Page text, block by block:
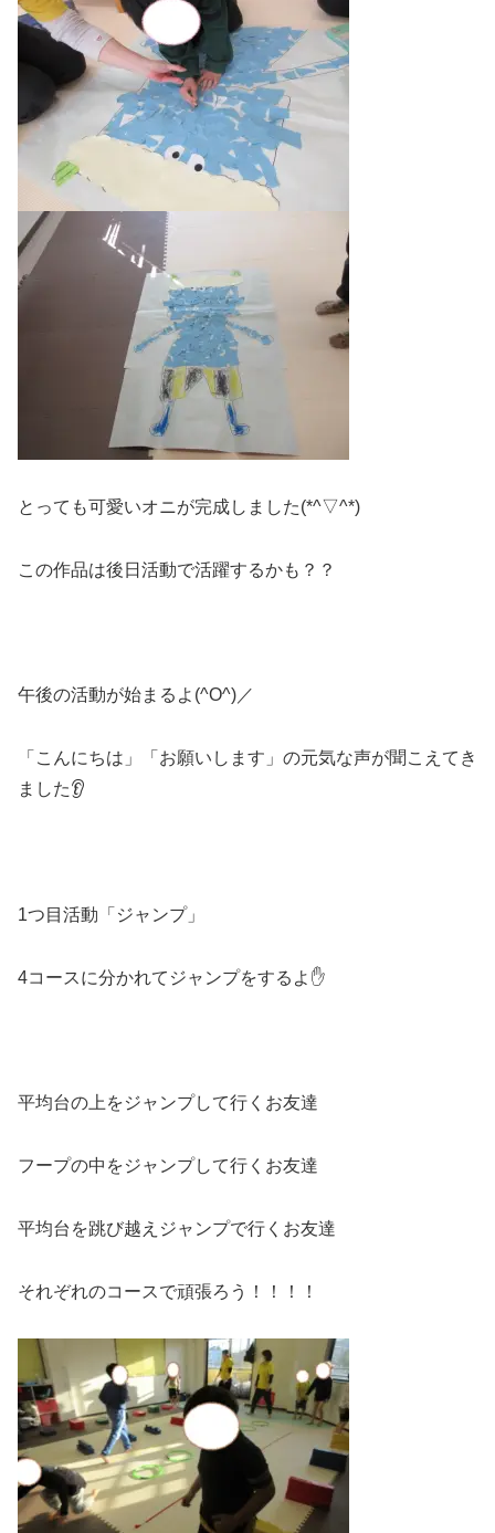
とっても可愛いオニが完成しました(*^▽^*)
この作品は後日活動で活躍するかも？？
午後の活動が始まるよ(^O^)／
「こんにちは」「お願いします」の元気な声が聞こえてき
ました👂
1つ目活動「ジャンプ」
4コースに分かれてジャンプをするよ✋
平均台の上をジャンプして行くお友達
フープの中をジャンプして行くお友達
平均台を跳び越えジャンプで行くお友達
それぞれのコースで頑張ろう！！！！